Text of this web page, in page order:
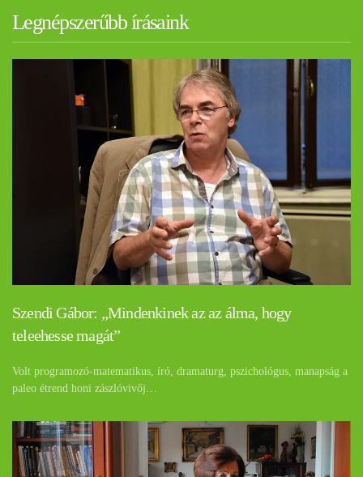
Legnépszerűbb írásaink
Szendi Gábor: „Mindenkinek az az álma, hogy
teleehesse magát”
Volt programozó-matematikus, író, dramaturg, pszichológus, manapság a
paleo étrend honi zászlóvivőj…